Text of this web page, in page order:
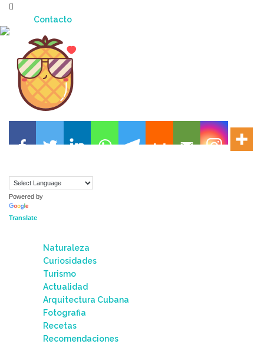
Skip
content
Contacto
Powered by
Translate
Naturaleza
Curiosidades
Turismo
Actualidad
Arquitectura Cubana
Fotografia
Recetas
Recomendaciones